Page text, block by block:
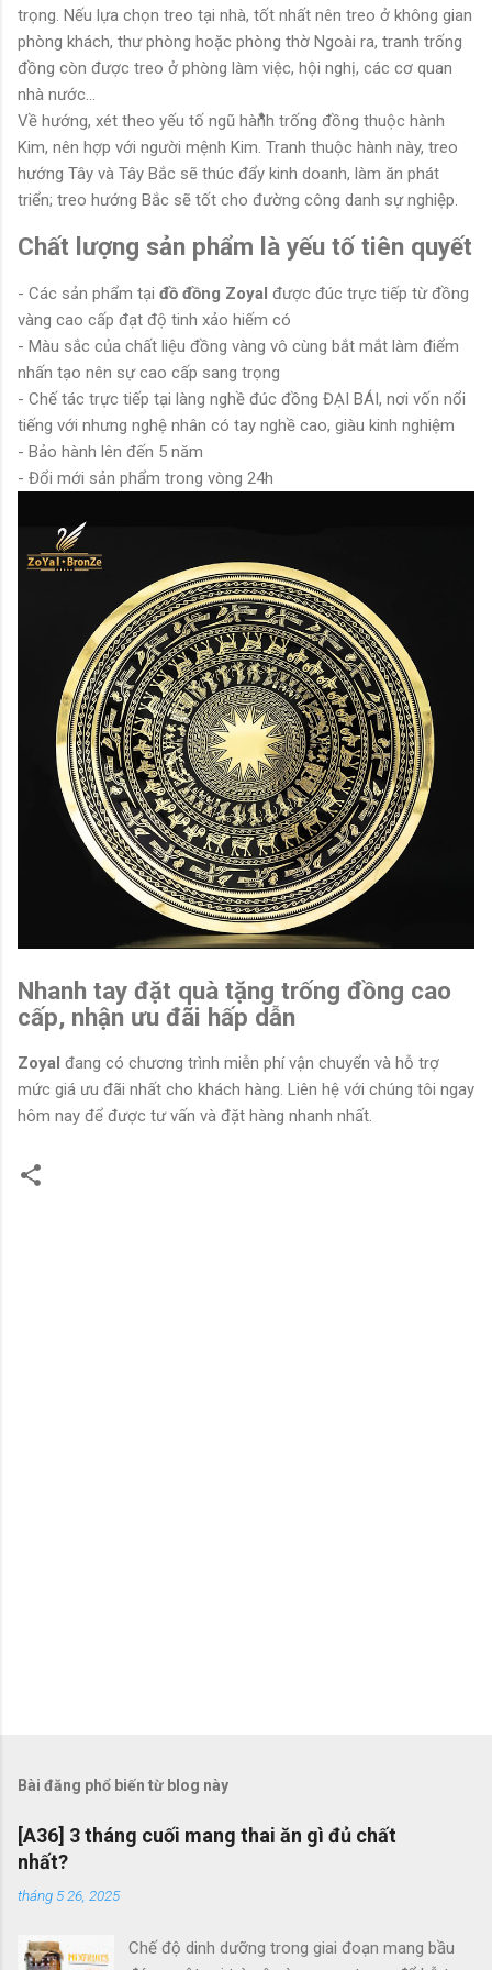
trọng. Nếu lựa chọn treo tại nhà, tốt nhất nên treo ở không gian
phòng khách, thư phòng hoặc phòng thờ Ngoài ra, tranh trống
đồng còn được treo ở phòng làm việc, hội nghị, các cơ quan
nhà nước...
Về hướng, xét theo yếu tố ngũ hành trống đồng thuộc hành
Kim, nên hợp với người mệnh Kim. Tranh thuộc hành này, treo
hướng Tây và Tây Bắc sẽ thúc đẩy kinh doanh, làm ăn phát
triển; treo hướng Bắc sẽ tốt cho đường công danh sự nghiệp.
Chất lượng sản phẩm là yếu tố tiên quyết
- Các sản phẩm tại đồ đồng Zoyal được đúc trực tiếp từ đồng
vàng cao cấp đạt độ tinh xảo hiếm có
- Màu sắc của chất liệu đồng vàng vô cùng bắt mắt làm điểm
nhấn tạo nên sự cao cấp sang trọng
- Chế tác trực tiếp tại làng nghề đúc đồng ĐẠI BÁI, nơi vốn nổi
tiếng với nhưng nghệ nhân có tay nghề cao, giàu kinh nghiệm
- Bảo hành lên đến 5 năm
- Đổi mới sản phẩm trong vòng 24h
Nhanh tay đặt quà tặng trống đồng cao
cấp, nhận ưu đãi hấp dẫn
Zoyal đang có chương trình miễn phí vận chuyển và hỗ trợ
mức giá ưu đãi nhất cho khách hàng. Liên hệ với chúng tôi ngay
hôm nay để được tư vấn và đặt hàng nhanh nhất.
Bài đăng phổ biến từ blog này
[A36] 3 tháng cuối mang thai ăn gì đủ chất
nhất?
tháng 5 26, 2025
Chế độ dinh dưỡng trong giai đoạn mang bầu